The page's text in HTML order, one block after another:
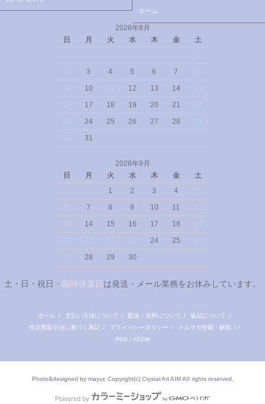
ホーム
2026年8月
日
月 火 水 木 金
土
3 4 5 6 7
10 12 13 14
17 18 19 20 21
24 25 26 27 28
31
2026年9月
日
月 火 水 木 金
土
1
2 3 4
7 8 9 10 11
14 15 16 17 18
24 25
28 29 30
土・日・祝日・ 臨時休業日 は発送・メール業務をお休みしています。
ホーム / 支払い方法について / 配送・送料について / 返品について /
特定商取引法に基づく表記 / プライバシーポリシー / メルマガ登録・解除 / /
RSS / ATOM
Photo&designed by mayur, Copyright(c) Crystal Art AIM AII rights reserved.
Powered by